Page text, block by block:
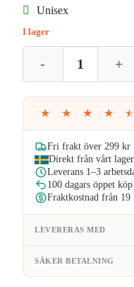
Unisex
I lager
★ ★ ★ ★ ★
Fri frakt över 299 kr
Direkt från vårt
Leverans 1–3
100 dagars öppet köp
Fraktkostnad från 19
LEVERERAS MED
SÄKER BETALNING